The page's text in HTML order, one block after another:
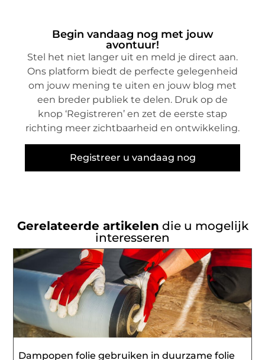
Begin vandaag nog met jouw
avontuur!
Stel het niet langer uit en meld je direct aan.
Ons platform biedt de perfecte gelegenheid
om jouw mening te uiten en jouw blog met
een breder publiek te delen. Druk op de
knop ‘Registreren’ en zet de eerste stap
richting meer zichtbaarheid en ontwikkeling.
Registreer u vandaag nog
Gerelateerde artikelen die u mogelijk
interesseren
Dampopen folie gebruiken in duurzame folie